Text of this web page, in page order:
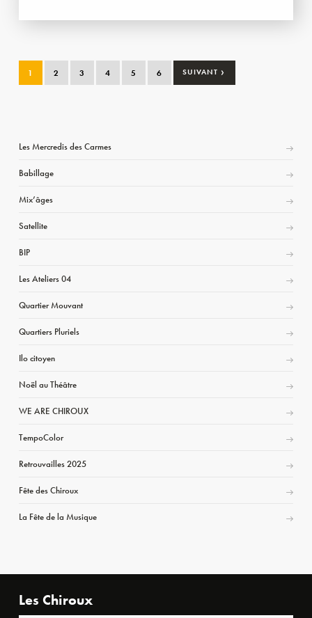
1 2 3 4 5 6 SUIVANT ›
Les Mercredis des Carmes
Babillage
Mix’âges
Satellite
BIP
Les Ateliers 04
Quartier Mouvant
Quartiers Pluriels
Ilo citoyen
Noël au Théâtre
WE ARE CHIROUX
TempoColor
Retrouvailles 2025
Fête des Chiroux
La Fête de la Musique
Les Chiroux